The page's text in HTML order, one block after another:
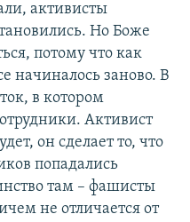
активисты
Но Боже
потому что как
начиналось заново. В
в котором
Активист
он сделает то, что
попадались
там – фашисты
не отличается от